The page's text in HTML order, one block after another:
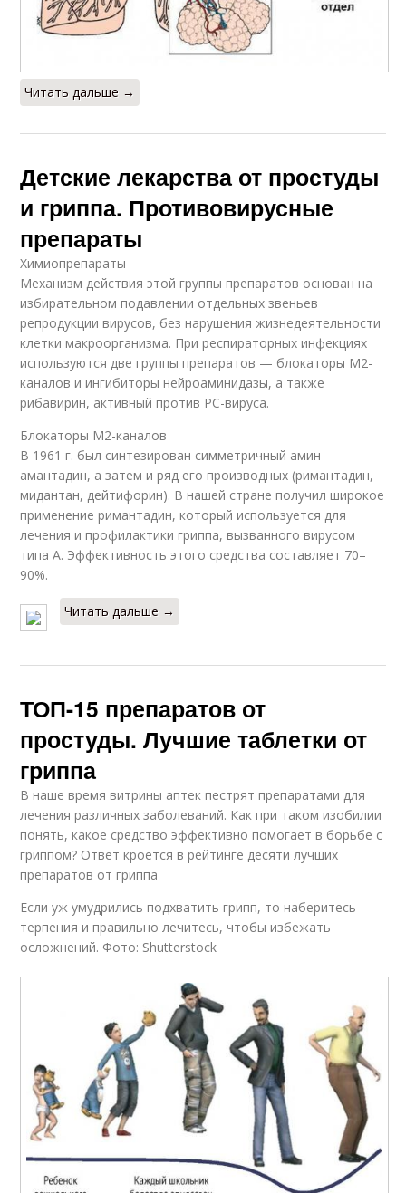
Читать дальше →
Детские лекарства от простуды
и гриппа. Противовирусные
препараты
Химиопрепараты
Механизм действия этой группы препаратов основан на
избирательном подавлении отдельных звеньев
репродукции вирусов, без нарушения жизнедеятельности
клетки макроорганизма. При респираторных инфекциях
используются две группы препаратов — блокаторы М2-
каналов и ингибиторы нейроаминидазы, а также
рибавирин, активный против РС-вируса.
Блокаторы М2-каналов
В 1961 г. был синтезирован симметричный амин —
амантадин, а затем и ряд его производных (римантадин,
мидантан, дейтифорин). В нашей стране получил широкое
применение римантадин, который используется для
лечения и профилактики гриппа, вызванного вирусом
типа А. Эффективность этого средства составляет 70–
90%.
Читать дальше →
ТОП-15 препаратов от
простуды. Лучшие таблетки от
гриппа
В наше время витрины аптек пестрят препаратами для
лечения различных заболеваний. Как при таком изобилии
понять, какое средство эффективно помогает в борьбе с
гриппом? Ответ кроется в рейтинге десяти лучших
препаратов от гриппа
Если уж умудрились подхватить грипп, то наберитесь
терпения и правильно лечитесь, чтобы избежать
осложнений. Фото: Shutterstock